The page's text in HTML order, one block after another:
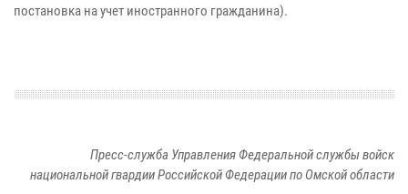
постановка на учет иностранного гражданина).
Пресс-служба Управления Федеральной службы войск
национальной гвардии Российской Федерации по Омской области